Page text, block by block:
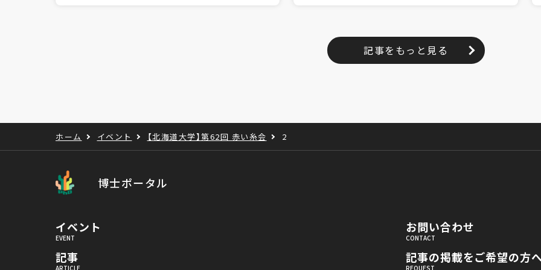
記事をもっと見る
ホーム イベント 【北海道大学】第62回 赤い糸会 2
博士ポータル
イベント
記事
お問い合わせ
記事の掲載をご希望の方